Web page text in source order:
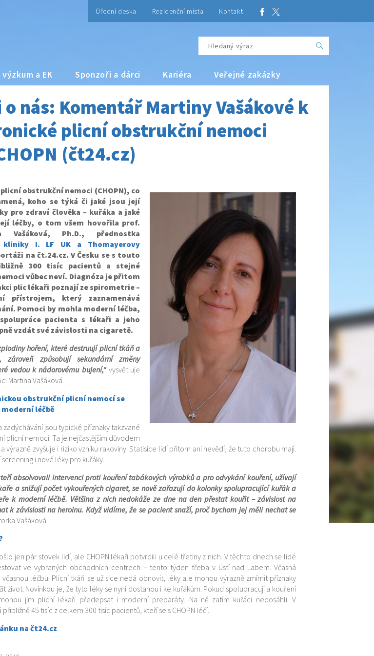
Úřední deska Rezidenční místa Kontakt
výzkum a EK Sponzoři a dárci Kariéra Veřejné zakázky
o nás: Komentář Martiny Vašákové k
plicní obstrukční nemoci
(čt24.cz)
obstrukční nemoci (CHOPN), co
koho se týká či jaké jsou její
pro zdraví člověka – kuřáka a jaké
léčby, o tom všem hovořila prof.
Vašáková, Ph.D., přednostka
kliniky I. LF UK a Thomayerovy
na čt.24.cz. V Česku se s touto
300 tisíc pacientů a stejné
vůbec neví. Diagnóza je přitom
plic lékaři poznají ze spirometrie –
přístrojem, který zaznamenává
Pomoci by mohla moderní léčba,
pacienta s lékaři a jeho
vzdát své závislosti na cigaretě.
hoření, které destruují plicní tkáň a
zároveň způsobují sekundární změny
vedou k nádorovému bujení,“vysvětluje
Martina Vašáková.
obstrukční plicní nemocí se
léčbě
zadýchávání jsou typické příznaky takzvané
plicní nemoci. Ta je nejčastějším důvodem
výrazně zvyšuje i riziko vzniku rakoviny. Statisíce lidí přitom ani nevědí, že tuto chorobu mají.
i nové léky pro kuřáky.
absolvovali intervenci proti kouření tabákových výrobků a pro odvykání kouření, užívají
a snižují počet vykouřených cigaret, se nově zařazují do kolonky spolupracující kuřák a
k moderní léčbě. Většina z nich nedokáže ze dne na den přestat kouřit – závislost na
k závislosti na heroinu. Když vidíme, že se pacient snaží, proč bychom jej měli nechat se
Vašáková.
jen pár stovek lidí, ale CHOPN lékaři potvrdili u celé třetiny z nich. V těchto dnech se lidé
ve vybraných obchodních centrech – tento týden třeba v Ústí nad Labem. Včasná
léčbu. Plicní tkáň se už sice nedá obnovit, léky ale mohou výrazně zmírnit příznaky
život. Novinkou je, že tyto léky se nyní dostanou i ke kuřákům. Pokud spolupracují a kouření
jim plicní lékaři předepsat i moderní preparáty. Na ně zatím kuřáci nedosáhli. V
45 tisíc z celkem 300 tisíc pacientů, kteří se s CHOPN léčí.
na čt24.cz.